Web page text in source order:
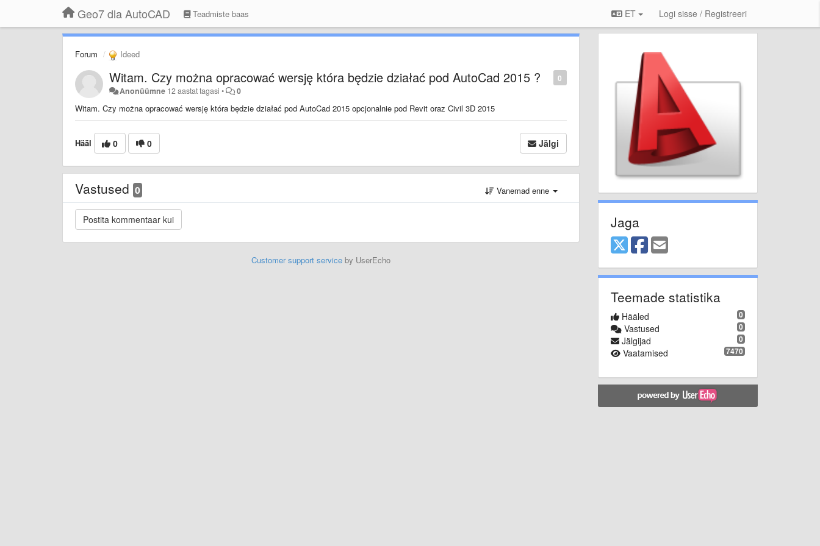
Geo7 dla AutoCAD Teadmiste baas ET Logi sisse / Registreeri
Forum Ideed
0
Witam. Czy można opracować wersję która będzie działać pod AutoCad 2015 ?
Anonüümne 12 aastat tagasi • 0
Witam. Czy można opracować wersję która będzie działać pod AutoCad 2015 opcjonalnie pod Revit oraz Civil 3D 2015
Hääl 0 0 Jälgi
Vastused 0 Vanemad enne
Customer support serviceby UserEcho
Jaga
Teemade statistika
0
Hääled
0
Vastused
0
Jälgijad
7470
Vaatamised